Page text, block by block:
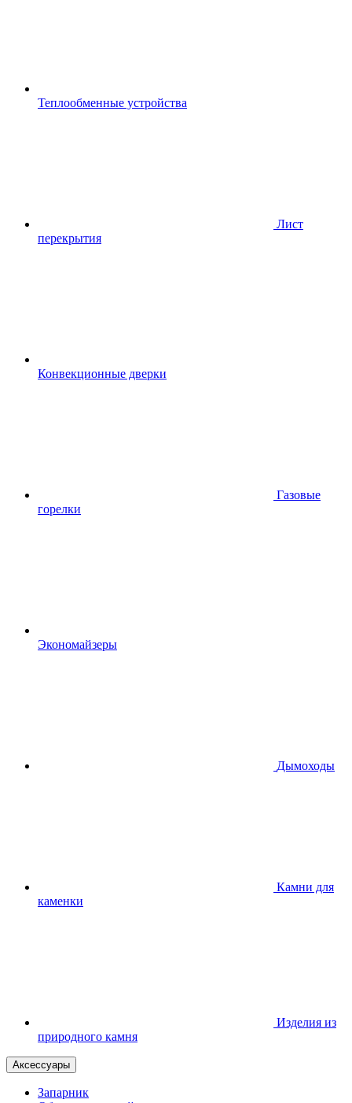
Теплообменные устройства
Лист
перекрытия
Конвекционные дверки
Газовые
горелки
Экономайзеры
Дымоходы
Камни для
каменки
Изделия из
природного камня
Аксессуары
Запарник